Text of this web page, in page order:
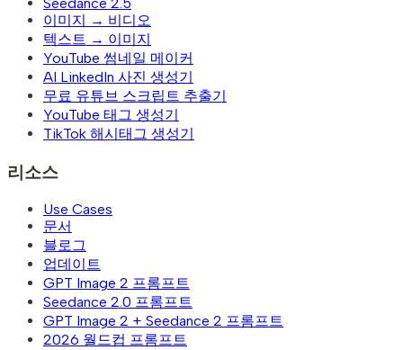
이미지 → 비디오
텍스트 → 이미지
YouTube 썸네일 메이커
AI LinkedIn 사진 생성기
무료 유튜브 스크립트 추출기
YouTube 태그 생성기
TikTok 해시태그 생성기
리소스
Use Cases
문서
블로그
업데이트
GPT Image 2 프롬프트
Seedance 2.0 프롬프트
GPT Image 2 + Seedance 2 프롬프트
2026 월드컵 프롬프트